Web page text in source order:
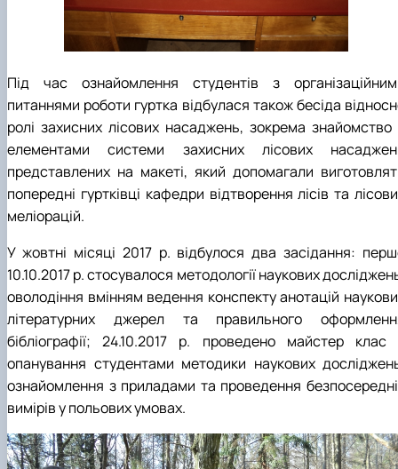
Під час ознайомлення студентів з
питаннями роботи гуртка відбулася також бесіда
ролі захисних лісових насаджень, зокрема знайомство
елементами системи захисних лісових
представлених на макеті, який допомагали
попередні гуртківці кафедри відтворення лісів та
меліорацій.
У жовтні місяці 2017 р. відбулося два засідання:
10.10.2017 р. стосувалося методології наукових
оволодіння вмінням ведення конспекту анотацій
літературних джерел та правильного
бібліографії; 24.10.2017 р. проведено майстер клас
опанування студентами методики наукових
ознайомлення з приладами та проведення
вимірів у польових умовах.